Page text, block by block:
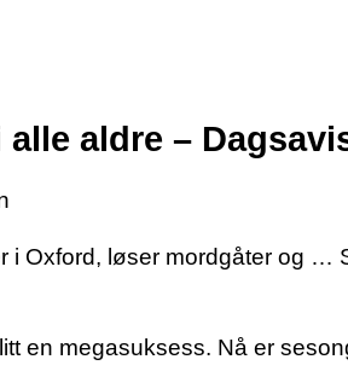
aldre –
Oxford, løser mordgåter og
en megasuksess. Nå er